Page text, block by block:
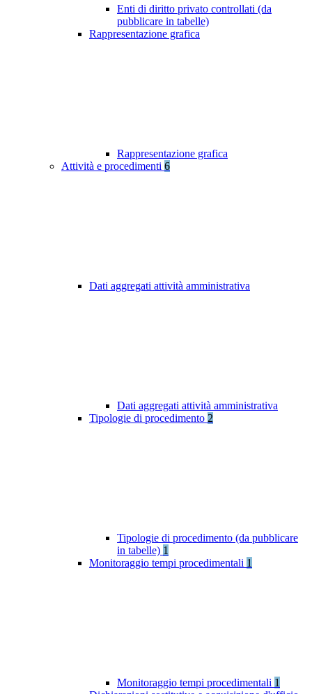
Enti di diritto privato controllati (da
pubblicare in tabelle)
Rappresentazione grafica
Rappresentazione grafica
Attività e procedimenti 6
Dati aggregati attività amministrativa
Dati aggregati attività amministrativa
Tipologie di procedimento 2
Tipologie di procedimento (da pubblicare
in tabelle) 1
Monitoraggio tempi procedimentali 1
Monitoraggio tempi procedimentali 1